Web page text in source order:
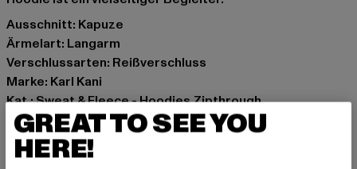
Ausschnitt: Kapuze
Ärmelart: Langarm
Verschlussarten: Reißverschluss
Marke: Karl Kani
Kat.: Sweat & Fleece - Hoodies Zipthrough
Farbe: schwarz
Hersteller Farbe: black
Materialzusammensetzung: 65% Baumwolle, 35%
GREAT TO SEE YOU
HERE!